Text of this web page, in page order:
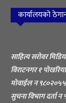
कार्यालयको
साहित्य सरोवर
विराटनगर १ पोखरिया
मोवाईल न
सुचना विभाग दर्ता